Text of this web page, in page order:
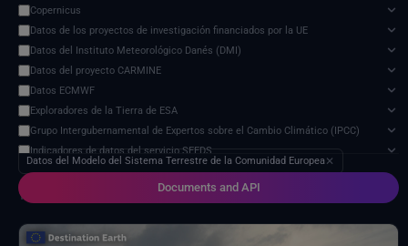
Copernicus
Datos de los proyectos de investigación financiados por la UE
Datos del Instituto Meteorológico Danés (DMI)
Datos del proyecto CARMINE
Datos ECMWF
Exploradores de la Tierra de ESA
Grupo Intergubernamental de Expertos sobre el Cambio Climático (IPCC)
Indicadores de datos del servicio SEEDS
Modelo de impacto del cambio climático
Organización de las Naciones Unidas para la Alimentación y la Agricultura
Proveedores externos
Documents and API
Datos del Modelo del Sistema Terrestre de la Comunidad Europea✕
1 service found